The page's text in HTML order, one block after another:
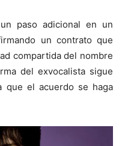
paso adicional en un
un contrato que
compartida del nombre
del exvocalista sigue
que el acuerdo se haga